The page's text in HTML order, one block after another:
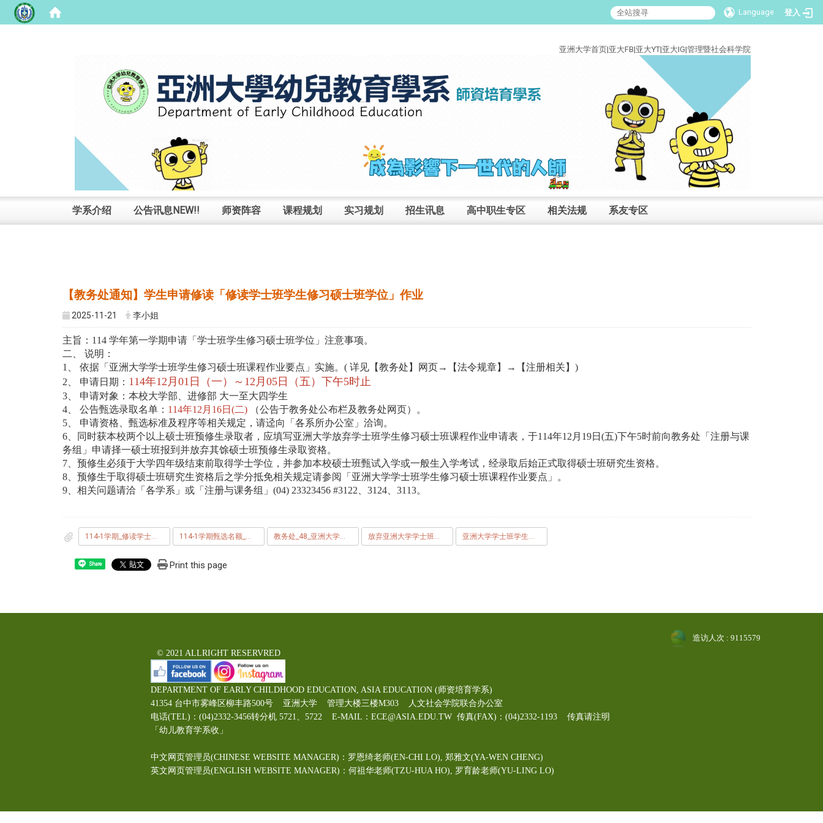
Language 登入
亚洲大学首页|亚大FB|亚大YT|亚大IG|管理暨社会科学院
学系介绍 公告讯息NEW!! 师资阵容 课程规划 实习规划 招生讯息 高中职生专区 相关法规 系友专区
【教务处通知】学生申请修读「修读学士班学生修习硕士班学位」作业
2025-11-21 李小姐
主旨：114 学年第一学期申请「学士班学生修习硕士班学位」注意事项。
二、 说明：
1、 依据「亚洲大学学士班学生修习硕士班课程作业要点」实施。( 详见【教务处】网页→【法令规章】→【注册相关】)
2、 申请日期： 114年12月01日（一）～12月05日（五）下午5时止
3、 申请对象：本校大学部、进修部 大一至大四学生
4、 公告甄选录取名单： 114年12月16日(二) （公告于教务处公布栏及教务处网页）。
5、 申请资格、甄选标准及程序等相关规定，请迳向「各系所办公室」洽询。
6、同时获本校两个以上硕士班预修生录取者，应填写亚洲大学放弃学士班学生修习硕士班课程作业申请表，于114年12月19日(五)下午5时前向教务处「注册与课
务组」申请择一硕士班报到并放弃其馀硕士班预修生录取资格。
7、预修生必须于大学四年级结束前取得学士学位，并参加本校硕士班甄试入学或一般生入学考试，经录取后始正式取得硕士班研究生资格。
8、预修生于取得硕士班研究生资格后之学分抵免相关规定请参阅「亚洲大学学士班学生修习硕士班课程作业要点」。
9、相关问题请洽「各学系」或「注册与课务组」(04) 23323456 #3122、3124、3113。
114-1学期_修读学士班学生修习硕士班学位_作业时程.jpg 教务处_48_亚洲大学学士班学生修习硕士班课程作业要点_1120810__1_.pdf
Share Print this page
© 2021 ALLRIGHT RESERVRED
DEPARTMENT OF EARLY CHILDHOOD EDUCATION, ASIA EDUCATION (师资培育学系)
41354 台中市雾峰区柳丰路500号 亚洲大学 管理大楼三楼M303 人文社会学院联合办公室
电话(TEL)：(04)2332-3456转分机 5721、5722 E-MAIL：ECE@ASIA.EDU.TW 传真(FAX)：(04)2332-1193 传真请注明
「幼儿教育学系收」
中文网页管理员(CHINESE WEBSITE MANAGER)：罗恩绮老师(EN-CHI LO) , 郑雅文(YA-WEN CHENG)
英文网页管理员(ENGLISH WEBSITE MANAGER)：何祖华老师(TZU-HUA HO), 罗育龄老师(YU-LING LO)
造访人次 : 9115579